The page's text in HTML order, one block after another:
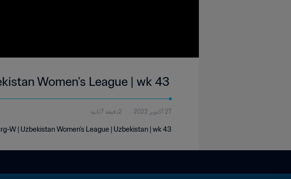
Women's League | wk 43
27 أكتوبر 2022 2دقيقة 7ثانية
W | Uzbekistan Women's League | Uzbekistan | wk 43